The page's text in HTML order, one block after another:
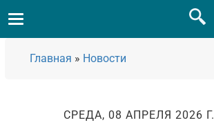
Главная » Новости
СРЕДА, 08 АПРЕЛЯ 2026 Г.